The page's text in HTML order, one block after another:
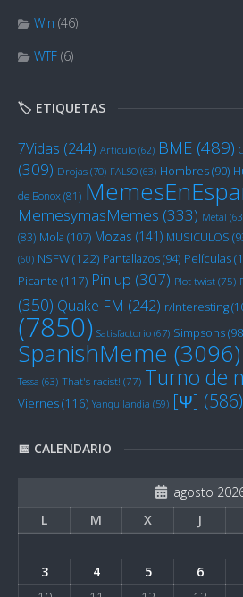
Win (46)
WTF (6)
🏷️ ETIQUETAS
7Vidas (244) Artículo (62) BME (489)
(309) Drojas (70) FALSO (63) Hombres(90)
de Bonox(81)
MemesymasMemes (333) Metal
(83) Mola (107) Mozas (141) MUSICULOS
(60) NSFW(122) Pantallazos(94) Películas
Picante (117) Pin up (307) Plot twist (75)
(350) Quake FM (242) r/Interesting
(7850) Satisfactorio (67) Simpsons
SpanishMeme (3096)
Tessa (63) That's racist! (77) Turno de
Viernes(116) Yanquilandia (59) [Ψ] (586)
📅 CALENDARIO
agosto
L
M X J
3
4 5 6